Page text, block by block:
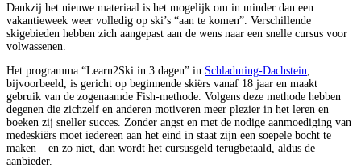
Dankzij het nieuwe materiaal is het mogelijk om in minder dan een
vakantieweek weer volledig op ski’s “aan te komen”. Verschillende
skigebieden hebben zich aangepast aan de wens naar een snelle cursus voor
volwassenen.
Het programma “Learn2Ski in 3 dagen” in Schladming-Dachstein
bijvoorbeeld, is gericht op beginnende skiërs vanaf 18 jaar en maakt
gebruik van de zogenaamde Fish-methode. Volgens deze methode hebben
degenen die zichzelf en anderen motiveren meer plezier in het leren en
boeken zij sneller succes. Zonder angst en met de nodige aanmoediging van
medeskiërs moet iedereen aan het eind in staat zijn een soepele bocht te
maken – en zo niet, dan wordt het cursusgeld terugbetaald, aldus de
aanbieder.